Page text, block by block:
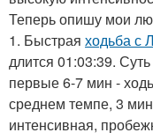
Теперь опишу мои
1. Быстрая ходьба с
длится 01:03:39.
первые 6-7 мин -
среднем темпе, 3
интенсивная,